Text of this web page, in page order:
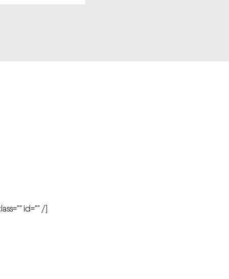
id=”” /]